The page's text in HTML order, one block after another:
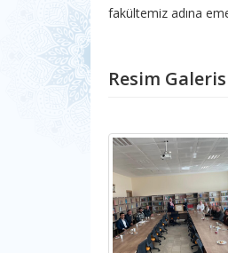
fakültemiz adına
Resim